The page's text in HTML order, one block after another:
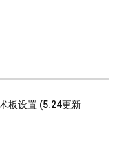
板设置 (5.24更新